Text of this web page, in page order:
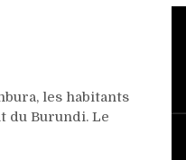
les habitants
du Burundi. Le